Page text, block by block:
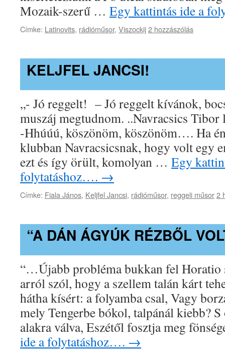
Mozaik-szerű … Egy kattintás ide a
Címke: Latinovits, rádióműsor, Viszockij2 hozzászólás
KELJFEL JANCSI!
„- Jó reggelt! – Jó reggelt kívánok,
muszáj megtudnom. ..Navracsics Tibor
-Hhúúú, köszönöm, köszönöm…. Ha
klubban Navracsicsnak, hogy volt egy
ezt és így örült, komolyan … Egy
folytatáshoz…. →
Címke: Fiala János, Keljfel Jancsi, rádióműsor, reggeli műsor2
“A DÁN ÁGYÚK RÉZBŐL
“…Újabb probléma bukkan fel Horatio
arról szól, hogy a szellem talán kárt
hátha kísért: a folyamba csal, Vagy
mely Tengerbe bókol, talpánál kiebb?
alakra válva, Eszétől fosztja meg
ide a folytatáshoz…. →